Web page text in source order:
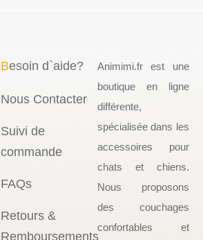
Besoin d`aide?
Nous Contacter
Suivi de
commande
FAQs
Retours &
Remboursements
Animimi.fr est une
boutique en ligne
différente,
spécialisée dans les
accessoires pour
chats et chiens.
Nous proposons
des couchages
confortables et